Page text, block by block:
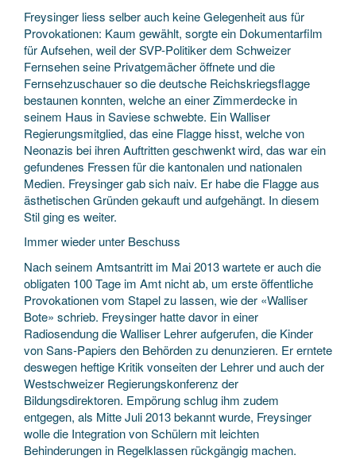
Freysinger liess selber auch keine Gelegenheit aus für
Provokationen: Kaum gewählt, sorgte ein Dokumentarfilm
für Aufsehen, weil der SVP-Politiker dem Schweizer
Fernsehen seine Privatgemächer öffnete und die
Fernsehzuschauer so die deutsche Reichskriegsflagge
bestaunen konnten, welche an einer Zimmerdecke in
seinem Haus in Saviese schwebte. Ein Walliser
Regierungsmitglied, das eine Flagge hisst, welche von
Neonazis bei ihren Auftritten geschwenkt wird, das war ein
gefundenes Fressen für die kantonalen und nationalen
Medien. Freysinger gab sich naiv. Er habe die Flagge aus
ästhetischen Gründen gekauft und aufgehängt. In diesem
Stil ging es weiter.
Immer wieder unter Beschuss
Nach seinem Amtsantritt im Mai 2013 wartete er auch die
obligaten 100 Tage im Amt nicht ab, um erste öffentliche
Provokationen vom Stapel zu lassen, wie der «Walliser
Bote» schrieb. Freysinger hatte davor in einer
Radiosendung die Walliser Lehrer aufgerufen, die Kinder
von Sans-Papiers den Behörden zu denunzieren. Er erntete
deswegen heftige Kritik vonseiten der Lehrer und auch der
Westschweizer Regierungskonferenz der
Bildungsdirektoren. Empörung schlug ihm zudem
entgegen, als Mitte Juli 2013 bekannt wurde, Freysinger
wolle die Integration von Schülern mit leichten
Behinderungen in Regelklassen rückgängig machen.